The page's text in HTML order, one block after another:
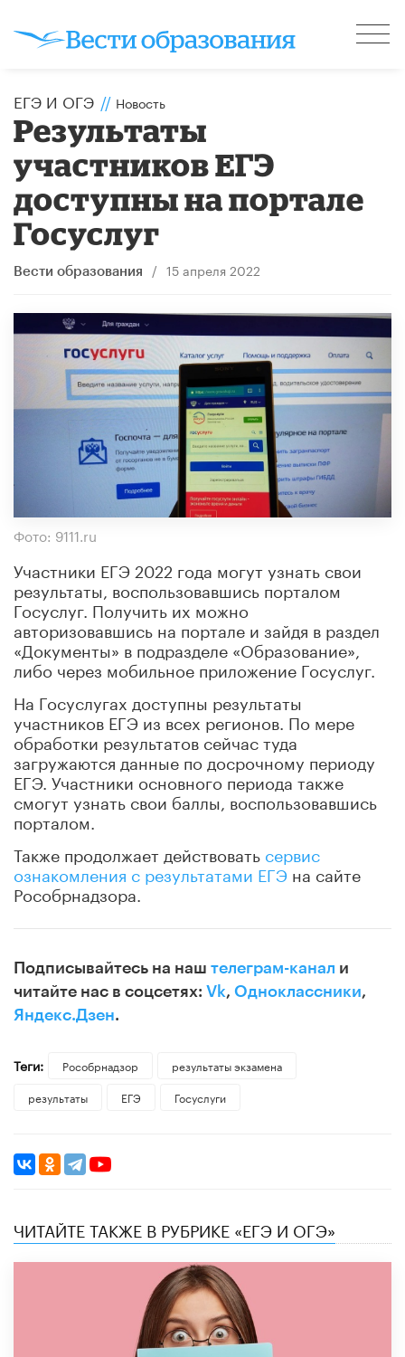
ЕГЭ И ОГЭ // Новость
Результаты
участников ЕГЭ
доступны на портале
Госуслуг
Вести образования / 15 апреля 2022
Фото: 9111.ru
Участники ЕГЭ 2022 года могут узнать свои
результаты, воспользовавшись порталом
Госуслуг. Получить их можно
авторизовавшись на портале и зайдя в раздел
«Документы» в подразделе «Образование»,
либо через мобильное приложение Госуслуг.
На Госуслугах доступны результаты
участников ЕГЭ из всех регионов. По мере
обработки результатов сейчас туда
загружаются данные по досрочному периоду
ЕГЭ. Участники основного периода также
смогут узнать свои баллы, воспользовавшись
порталом.
Также продолжает действовать сервис
ознакомления с результатами ЕГЭ на сайте
Рособрнадзора.
Подписывайтесь на наш телеграм-канал и
читайте нас в соцсетях: Vk, Одноклассники,
Яндекс.Дзен.
Теги: Рособрнадзор
результаты экзамена
результаты
ЕГЭ Госуслуги
ЧИТАЙТЕ ТАКЖЕ В РУБРИКЕ «ЕГЭ И ОГЭ»